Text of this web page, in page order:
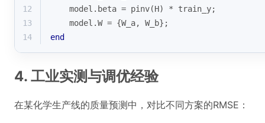
12
    model.
beta = pinv(H) * train_y;
13
    model.W = {W_a, W_b};
14
end
4. 工业实测与调优经验
在某化学生产线的质量预测中，对比不同方案的RMSE：